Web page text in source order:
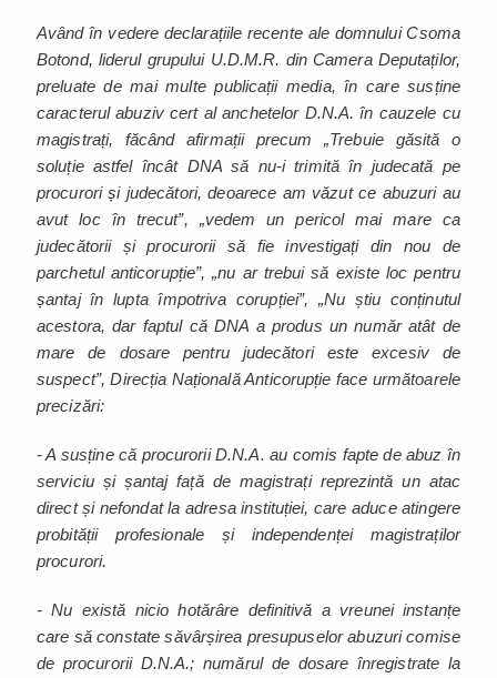
Având în vedere declarațiile recente ale domnului Csoma
Botond, liderul grupului U.D.M.R. din Camera Deputaților,
preluate de mai multe publicații media, în care susține
caracterul abuziv cert al anchetelor D.N.A. în cauzele cu
magistrați, făcând afirmații precum „Trebuie găsită o
soluție astfel încât DNA să nu-i trimită în judecată pe
procurori și judecători, deoarece am văzut ce abuzuri au
avut loc în trecut”, „vedem un pericol mai mare ca
judecătorii și procurorii să fie investigați din nou de
parchetul anticorupție”, „nu ar trebui să existe loc pentru
șantaj în lupta împotriva corupției”, „Nu știu conținutul
acestora, dar faptul că DNA a produs un număr atât de
mare de dosare pentru judecători este excesiv de
suspect”, Direcția Națională Anticorupție face următoarele
precizări:
- A susține că procurorii D.N.A. au comis fapte de abuz în
serviciu și șantaj față de magistrați reprezintă un atac
direct și nefondat la adresa instituției, care aduce atingere
probității profesionale și independenței magistraților
procurori.
- Nu există nicio hotărâre definitivă a vreunei instanțe
care să constate săvârșirea presupuselor abuzuri comise
de procurorii D.N.A.; numărul de dosare înregistrate la